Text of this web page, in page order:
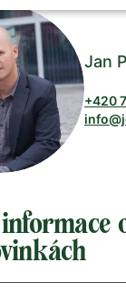
Jan
+420